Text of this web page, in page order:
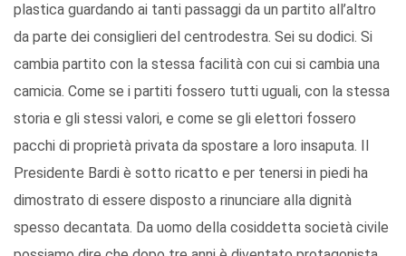
plastica guardando ai tanti passaggi da un partito all’altro
da parte dei consiglieri del centrodestra. Sei su dodici. Si
cambia partito con la stessa facilità con cui si cambia una
camicia. Come se i partiti fossero tutti uguali, con la stessa
storia e gli stessi valori, e come se gli elettori fossero
pacchi di proprietà privata da spostare a loro insaputa. Il
Presidente Bardi è sotto ricatto e per tenersi in piedi ha
dimostrato di essere disposto a rinunciare alla dignità
spesso decantata. Da uomo della cosiddetta società civile